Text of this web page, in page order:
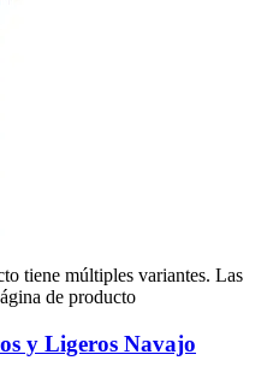
tiene múltiples variantes. Las
de producto
y Ligeros Navajo